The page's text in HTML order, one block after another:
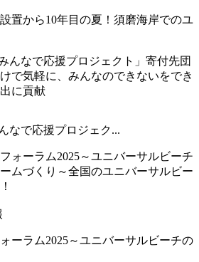
置から10年目の夏！須磨海岸でのユ
なで応援プロジェク...
ーラム2025～ユニバーサルビーチの